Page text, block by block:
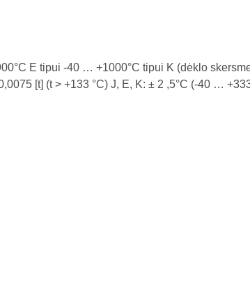
E tipui -40 … +1000°C tipui K (dėklo
[t] (t > +133 °C) J, E, K: ± 2 ,5°C (-40 …